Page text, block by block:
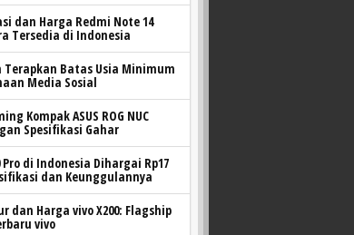
dan Harga Redmi Note 14
Tersedia di Indonesia
Terapkan Batas Usia Minimum
Media Sosial
Kompak ASUS ROG NUC
Spesifikasi Gahar
Pro di Indonesia Dihargai Rp17
dan Keunggulannya
dan Harga vivo X200: Flagship
vivo